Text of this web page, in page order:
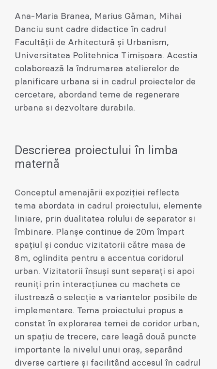
Ana-Maria Branea, Marius Găman, Mihai
Danciu sunt cadre didactice în cadrul
Facultății de Arhitectură și Urbanism,
Universitatea Politehnica Timișoara. Acestia
colaborează la îndrumarea atelierelor de
planificare urbana si in cadrul proiectelor de
cercetare, abordand teme de regenerare
urbana si dezvoltare durabila.
Descrierea proiectului în limba
maternă
Conceptul amenajării expoziției reflecta
tema abordata in cadrul proiectului, elemente
liniare, prin dualitatea rolului de separator si
îmbinare. Planșe continue de 20m împart
spațiul și conduc vizitatorii către masa de
8m, oglindita pentru a accentua coridorul
urban. Vizitatorii însuși sunt separați si apoi
reuniți prin interacțiunea cu macheta ce
ilustrează o selecție a variantelor posibile de
implementare. Tema proiectului propus a
constat în explorarea temei de coridor urban,
un spațiu de trecere, care leagă două puncte
importante la nivelul unui oraș, separând
diverse cartiere și facilitând accesul în cadrul